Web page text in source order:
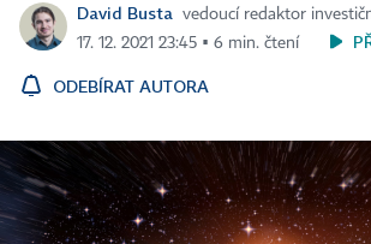
David Busta
vedoucí redaktor
17. 12. 2021 23:45 ▪ 6 min. čtení
ODEBÍRAT AUTORA